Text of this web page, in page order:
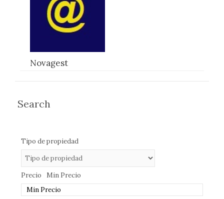
Novagest
Search
Tipo de propiedad
Precio Min Precio